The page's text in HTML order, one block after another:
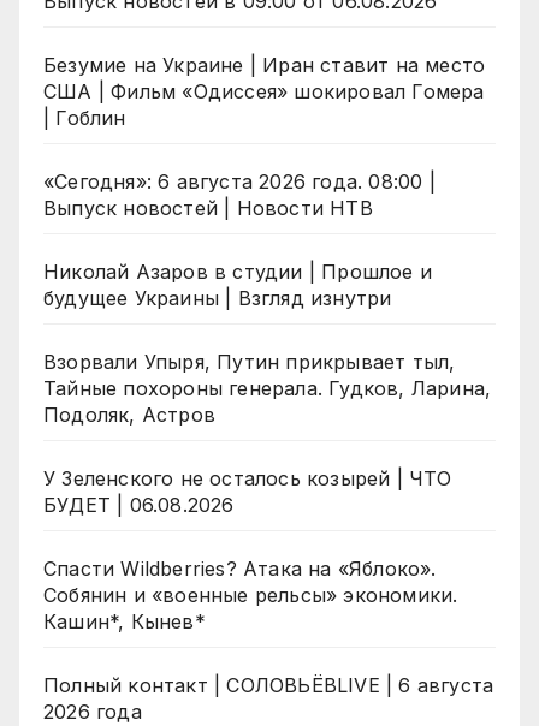
Безумие на Украине | Иран ставит на место
США | Фильм «Одиссея» шокировал Гомера
| Гоблин
«Сегодня»: 6 августа 2026 года. 08:00 |
Выпуск новостей | Новости НТВ
Николай Азаров в студии | Прошлое и
будущее Украины | Взгляд изнутри
Взорвали Упыря, Путин прикрывает тыл,
Тайные похороны генерала. Гудков, Ларина,
Подоляк, Астров
У Зеленского не осталось козырей | ЧТО
БУДЕТ | 06.08.2026
Спасти Wildberries? Атака на «Яблоко».
Собянин и «военные рельсы» экономики.
Кашин*, Кынев*
Полный контакт | СОЛОВЬЁВLIVE | 6 августа
2026 года